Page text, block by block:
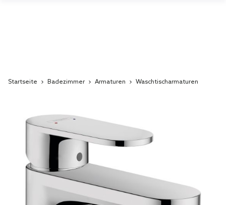
Startseite Badezimmer Armaturen Waschtischarmaturen